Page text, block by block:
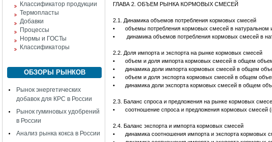
Классификатор продукции
Термопласты
Добавки
Процессы
Нормы и ГОСТы
Классификаторы
ОБЗОРЫ РЫНКОВ
Рынок энергетических
добавок для КРС в России
Рынок гуминовых удобрений
в России
Анализ рынка кокса в России
ГЛАВА 2. ОБЪЕМ РЫНКА КОРМОВЫХ СМЕСЕЙ
2.1. Динамика объемов потребления кормовых смесей
•
объемы потребления кормовых смесей в натуральном
•
динамика объемов потребления кормовых смесей в
2.2. Доля импорта и экспорта на рынке кормовых смесей
•
объем и доля импорта кормовых смесей в общем
•
динамика доли импорта кормовых смесей в общем
•
объем и доля экспорта кормовых смесей в общем
•
динамика доли экспорта кормовых смесей в общем
2.3. Баланс спроса и предложения на рынке кормовых
•
соотношение спроса и предложения кормовых смесей
2.4. Баланс экспорта и импорта кормовых смесей
•
динамика соотношения импорта и экспорта кормовых